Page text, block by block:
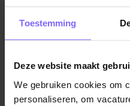
Toestemming
Deze website maakt
We gebruiken cookies om
personaliseren, om
tevoren op iemands
anonieme modus!),
jouw naam herkent als je
hebben dat die persoon
allemaal gebeurt…